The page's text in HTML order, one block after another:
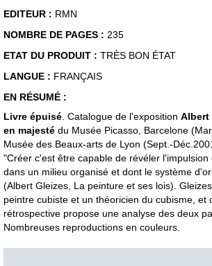
EDITEUR : RMN
NOMBRE DE PAGES : 235
ETAT DU PRODUIT : TRÈS BON ÉTAT
LANGUE : FRANÇAIS
EN RÉSUMÉ :
Livre épuisé. Catalogue de l'exposition Albert
en majesté du Musée Picasso, Barcelone
Musée des Beaux-arts de Lyon (Sept.-
"Créer c'est être capable de révéler
dans un milieu organisé et dont le système
(Albert Gleizes, La peinture et ses lois).
peintre cubiste et un théoricien du cubisme, et
rétrospective propose une analyse des deux
Nombreuses reproductions en couleurs.